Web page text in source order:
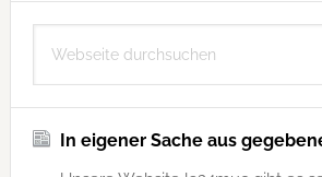
Seitenspalte
durchsuchen
In eigener Sache aus